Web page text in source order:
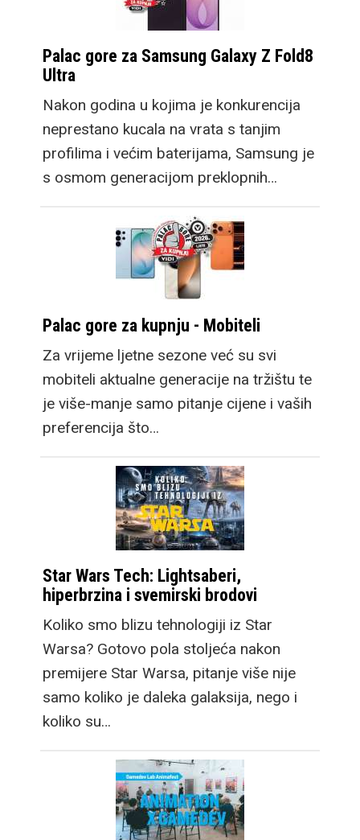
Palac gore za Samsung Galaxy Z Fold8
Ultra
Nakon godina u kojima je konkurencija
neprestano kucala na vrata s tanjim
profilima i većim baterijama, Samsung je
s osmom generacijom preklopnih…
Palac gore za kupnju - Mobiteli
Za vrijeme ljetne sezone već su svi
mobiteli aktualne generacije na tržištu te
je više-manje samo pitanje cijene i vaših
preferencija što…
Star Wars Tech: Lightsaberi,
hiperbrzina i svemirski brodovi
Koliko smo blizu tehnologiji iz Star
Warsa? Gotovo pola stoljeća nakon
premijere Star Warsa, pitanje više nije
samo koliko je daleka galaksija, nego i
koliko su…